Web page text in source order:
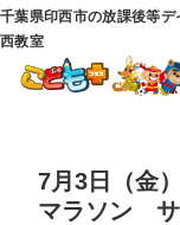
千葉県印西市の放課後等
西教室
7月3日（金
マラソン